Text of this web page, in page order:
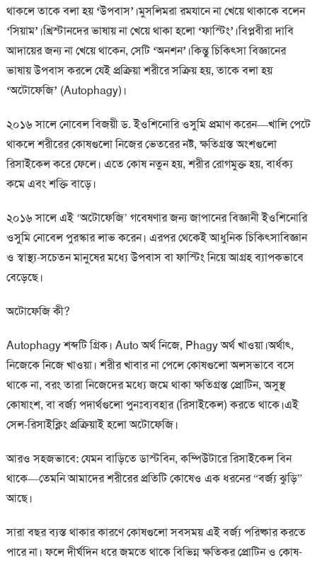
থাকলে তাকে বলা হয় ‘উপবাস’।মুসলিমরা রমযানে না খেয়ে থাকাকে বলেন
‘সিয়াম’।খ্রিস্টানদের ভাষায় না খেয়ে থাকা হলো ‘ফাস্টিং’।বিপ্লবীরা দাবি
আদায়ের জন্য না খেয়ে থাকেন, সেটি ‘অনশন’।কিন্তু চিকিৎসা বিজ্ঞানের
ভাষায় উপবাস করলে যেই প্রক্রিয়া শরীরে সক্রিয় হয়, তাকে বলা হয়
‘অটোফেজি’ (Autophagy)।
২০১৬ সালে নোবেল বিজয়ী ড. ইওশিনোরি ওসুমি প্রমাণ করেন—খালি পেটে
থাকলে শরীরের কোষগুলো নিজের ভেতরের নষ্ট, ক্ষতিগ্রস্ত অংশগুলো
রিসাইকেল করে ফেলে। এতে কোষ নতুন হয়, শরীর রোগমুক্ত হয়, বার্ধক্য
কমে এবং শক্তি বাড়ে।
২০১৬ সালে এই ‘অটোফেজি’ গবেষণার জন্য জাপানের বিজ্ঞানী ইওশিনোরি
ওসুমি নোবেল পুরস্কার লাভ করেন। এরপর থেকেই আধুনিক চিকিৎসাবিজ্ঞান
ও স্বাস্থ্য-সচেতন মানুষের মধ্যে উপবাস বা ফাস্টিং নিয়ে আগ্রহ ব্যাপকভাবে
বেড়েছে।
অটোফেজি কী?
Autophagy শব্দটি গ্রিক। Auto অর্থ নিজে, Phagy অর্থ খাওয়া।অর্থাৎ,
নিজেকে নিজে খাওয়া। শরীর খাবার না পেলে কোষগুলো অলসভাবে বসে
থাকে না, বরং তারা নিজেদের মধ্যে জমে থাকা ক্ষতিগ্রস্ত প্রোটিন, অসুস্থ
কোষাংশ, বা বর্জ্য পদার্থগুলো পুনঃব্যবহার (রিসাইকেল) করতে থাকে।এই
সেল-রিসাইক্লিং প্রক্রিয়াই হলো অটোফেজি।
আরও সহজভাবে: যেমন বাড়িতে ডাস্টবিন, কম্পিউটারে রিসাইকেল বিন
থাকে—তেমনি আমাদের শরীরের প্রতিটি কোষেও এক ধরনের “বর্জ্য ঝুড়ি”
আছে।
সারা বছর ব্যস্ত থাকার কারণে কোষগুলো সবসময় এই বর্জ্য পরিষ্কার করতে
পারে না। ফলে দীর্ঘদিন ধরে জমতে থাকে বিভিন্ন ক্ষতিকর প্রোটিন ও কোষ-